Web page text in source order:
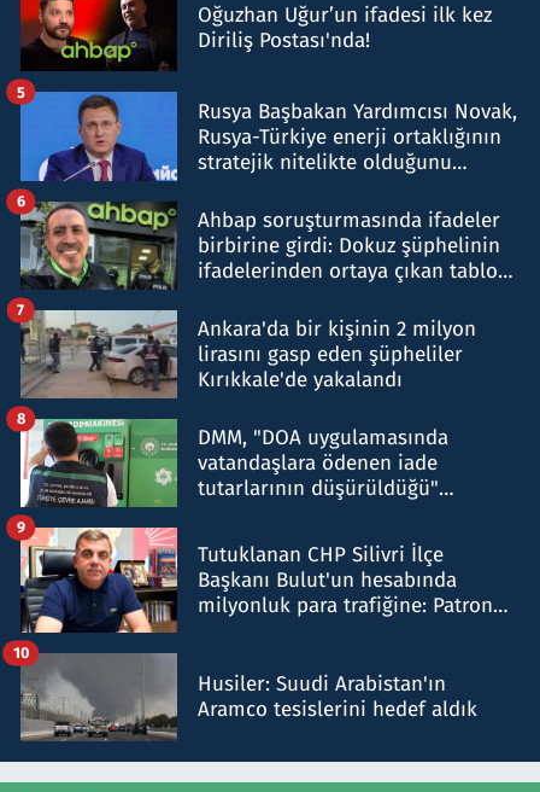
Oğuzhan Uğur’un ifadesi ilk kez
Diriliş Postası'nda!
Rusya Başbakan Yardımcısı Novak,
Rusya-Türkiye enerji ortaklığının
stratejik nitelikte olduğunu
5
Ahbap soruşturmasında ifadeler
birbirine girdi: Dokuz şüphelinin
ifadelerinden ortaya çıkan tablo
6
Ankara'da bir kişinin 2 milyon
lirasını gasp eden şüpheliler
Kırıkkale'de yakalandı
7
DMM, "DOA uygulamasında
vatandaşlara ödenen iade
tutarlarının düşürüldüğü"
8
Tutuklanan CHP Silivri İlçe
Başkanı Bulut'un hesabında
milyonluk para trafiğine: Patron
9
Husiler: Suudi Arabistan'ın
Aramco tesislerini hedef aldık
10